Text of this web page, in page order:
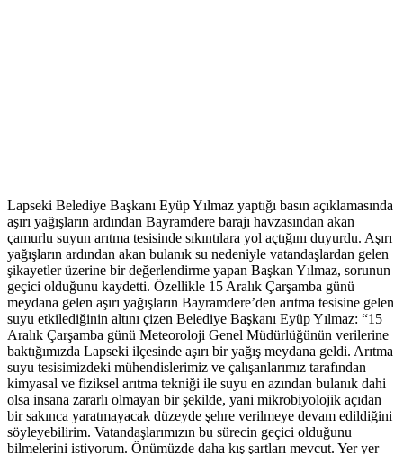
Lapseki Belediye Başkanı Eyüp Yılmaz yaptığı basın açıklamasında
aşırı yağışların ardından Bayramdere barajı havzasından akan
çamurlu suyun arıtma tesisinde sıkıntılara yol açtığını duyurdu. Aşırı
yağışların ardından akan bulanık su nedeniyle vatandaşlardan gelen
şikayetler üzerine bir değerlendirme yapan Başkan Yılmaz, sorunun
geçici olduğunu kaydetti. Özellikle 15 Aralık Çarşamba günü
meydana gelen aşırı yağışların Bayramdere’den arıtma tesisine gelen
suyu etkilediğinin altını çizen Belediye Başkanı Eyüp Yılmaz: “15
Aralık Çarşamba günü Meteoroloji Genel Müdürlüğünün verilerine
baktığımızda Lapseki ilçesinde aşırı bir yağış meydana geldi. Arıtma
suyu tesisimizdeki mühendislerimiz ve çalışanlarımız tarafından
kimyasal ve fiziksel arıtma tekniği ile suyu en azından bulanık dahi
olsa insana zararlı olmayan bir şekilde, yani mikrobiyolojik açıdan
bir sakınca yaratmayacak düzeyde şehre verilmeye devam edildiğini
söyleyebilirim. Vatandaşlarımızın bu sürecin geçici olduğunu
bilmelerini istiyorum. Önümüzde daha kış şartları mevcut. Yer yer